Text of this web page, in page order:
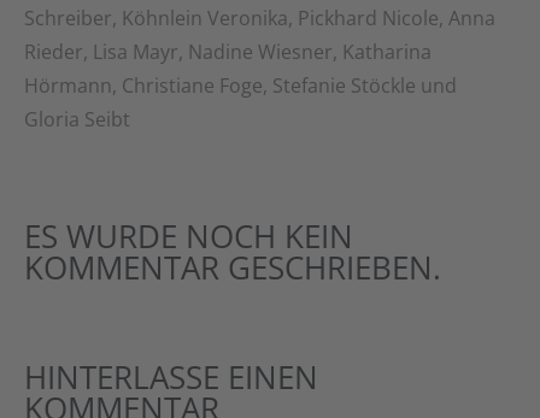
Schreiber, Köhnlein Veronika, Pickhard Nicole, Anna
Rieder, Lisa Mayr, Nadine Wiesner, Katharina
Hörmann, Christiane Foge, Stefanie Stöckle und
Gloria Seibt
ES WURDE NOCH KEIN
KOMMENTAR GESCHRIEBEN.
HINTERLASSE EINEN
KOMMENTAR